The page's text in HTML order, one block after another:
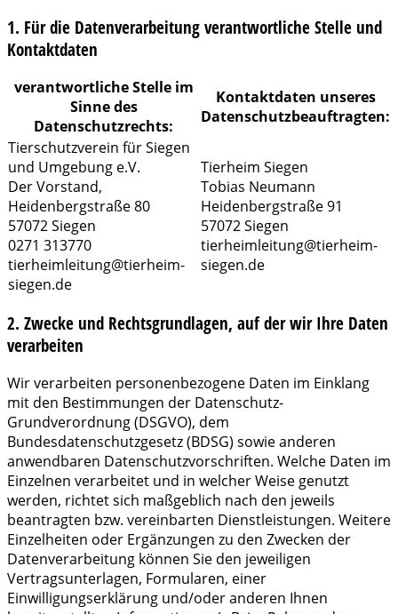
1. Für die Datenverarbeitung verantwortliche Stelle und
Kontaktdaten
verantwortliche Stelle im
Sinne des
Datenschutzrechts:
Kontaktdaten unseres
Datenschutzbeauftragten:
Tierschutzverein für Siegen
und Umgebung e.V.
Der Vorstand,
Heidenbergstraße 80
57072 Siegen
0271 313770
tierheimleitung@tierheim-
siegen.de
Tierheim Siegen
Tobias Neumann
Heidenbergstraße 91
57072 Siegen
tierheimleitung@tierheim-
siegen.de
2. Zwecke und Rechtsgrundlagen, auf der wir Ihre Daten
verarbeiten
Wir verarbeiten personenbezogene Daten im Einklang
mit den Bestimmungen der Datenschutz-
Grundverordnung (DSGVO), dem
Bundesdatenschutzgesetz (BDSG) sowie anderen
anwendbaren Datenschutzvorschriften. Welche Daten im
Einzelnen verarbeitet und in welcher Weise genutzt
werden, richtet sich maßgeblich nach den jeweils
beantragten bzw. vereinbarten Dienstleistungen. Weitere
Einzelheiten oder Ergänzungen zu den Zwecken der
Datenverarbeitung können Sie den jeweiligen
Vertragsunterlagen, Formularen, einer
Einwilligungserklärung und/oder anderen Ihnen